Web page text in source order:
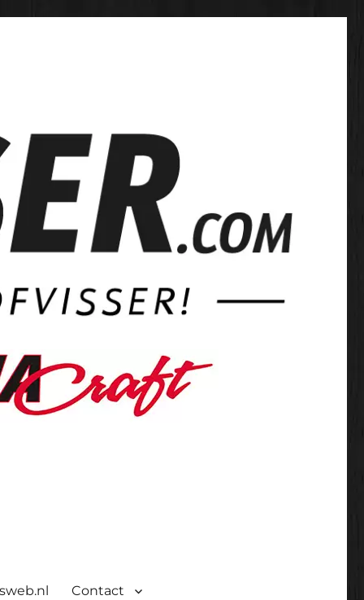
Contact